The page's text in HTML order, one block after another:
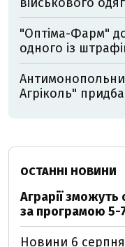
"Оптіма-Фарм"
одного із
Агріколь"
ОСТАННІ НОВИНИ
Аграрії зможуть
за програмою 5-
Новини 6